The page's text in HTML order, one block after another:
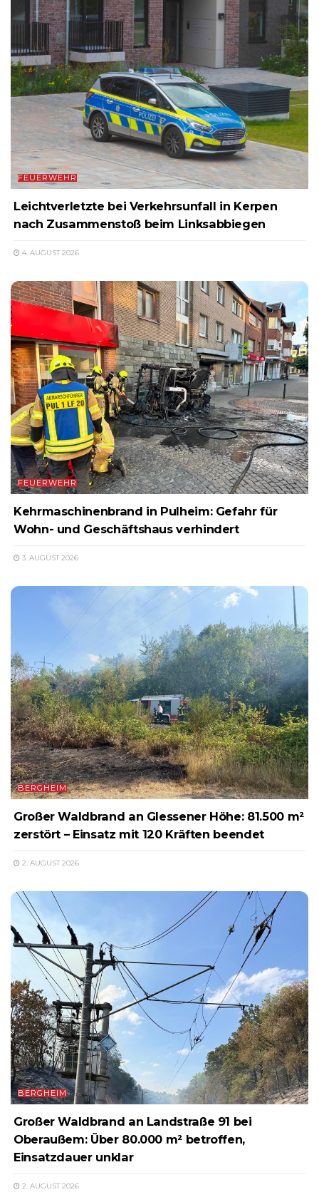
FEUERWEHR
Leichtverletzte bei Verkehrsunfall in Kerpen
nach Zusammenstoß beim Linksabbiegen
4. AUGUST 2026
FEUERWEHR
Kehrmaschinenbrand in Pulheim: Gefahr für
Wohn- und Geschäftshaus verhindert
3. AUGUST 2026
BERGHEIM
Großer Waldbrand an Glessener Höhe: 81.500 m²
zerstört – Einsatz mit 120 Kräften beendet
2. AUGUST 2026
BERGHEIM
Großer Waldbrand an Landstraße 91 bei
Oberaußem: Über 80.000 m² betroffen,
Einsatzdauer unklar
2. AUGUST 2026